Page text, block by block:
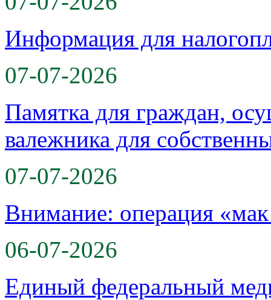
Информация для
07-07-2026
Памятка для граждан,
валежника для
07-07-2026
Внимание: операция
06-07-2026
Единый федеральный